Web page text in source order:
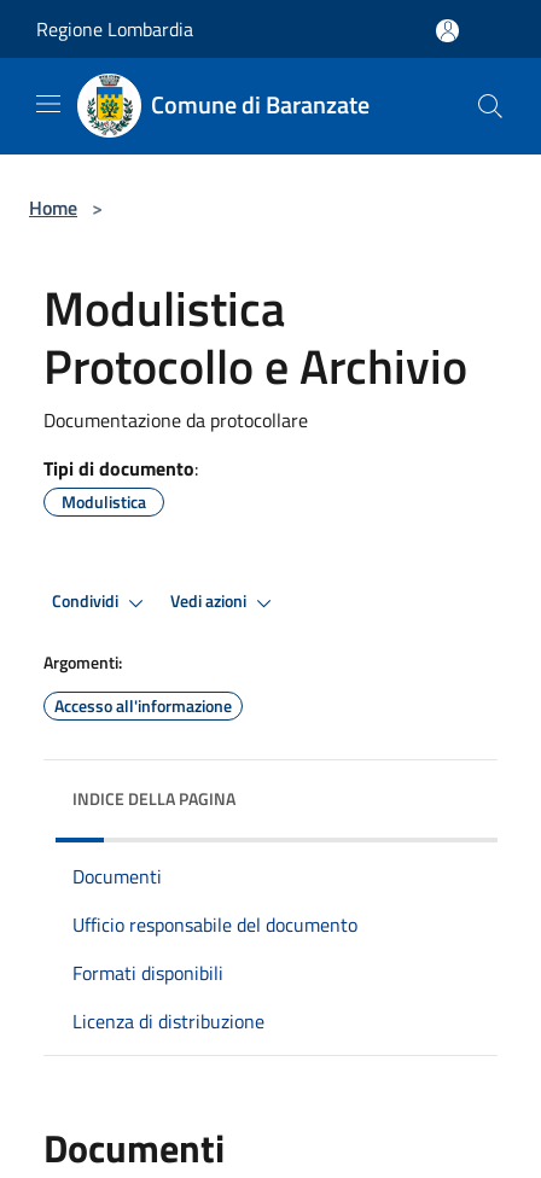
Regione Lombardia
Comune di Baranzate
Home >
Modulistica
Protocollo e Archivio
Documentazione da protocollare
Tipi di documento:
Modulistica
Condividi Vedi azioni
Argomenti:
Accesso all'informazione
INDICE DELLA PAGINA
Documenti
Ufficio responsabile del documento
Formati disponibili
Licenza di distribuzione
Documenti